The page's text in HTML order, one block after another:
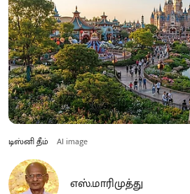
டிஸ்னி தீம் AI image
எஸ்.மாரிமுத்து